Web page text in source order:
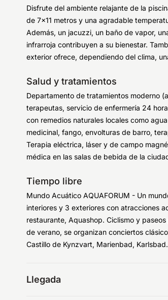
Disfrute del ambiente relajante de la
de 7x11 metros y una agradable
Además, un jacuzzi, un baño de vapor,
infrarroja contribuyen a su bienestar.
exterior ofrece, dependiendo del clima,
Salud y tratamientos
Departamento de tratamientos moderno
terapeutas, servicio de enfermería 24
con remedios naturales locales como
medicinal, fango, envolturas de barro,
Terapia eléctrica, láser y de campo
médica en las salas de bebida de la
Tiempo libre
Mundo Acuático AQUAFORUM - Un
interiores y 3 exteriores con atracciones
restaurante, Aquashop. Ciclismo y
de verano, se organizan conciertos
Castillo de Kynzvart, Marienbad,
Llegada